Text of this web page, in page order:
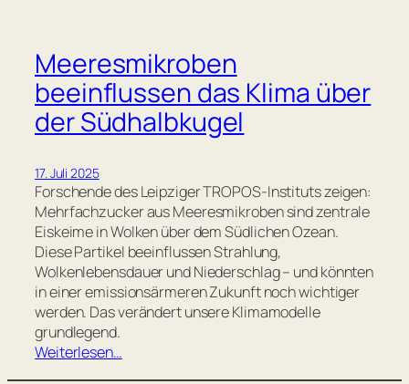
Meeresmikroben
beeinflussen das Klima über
der Südhalbkugel
17. Juli 2025
Forschende des Leipziger TROPOS-Instituts zeigen:
Mehrfachzucker aus Meeresmikroben sind zentrale
Eiskeime in Wolken über dem Südlichen Ozean.
Diese Partikel beeinflussen Strahlung,
Wolkenlebensdauer und Niederschlag – und könnten
in einer emissionsärmeren Zukunft noch wichtiger
werden. Das verändert unsere Klimamodelle
grundlegend.
Weiterlesen…